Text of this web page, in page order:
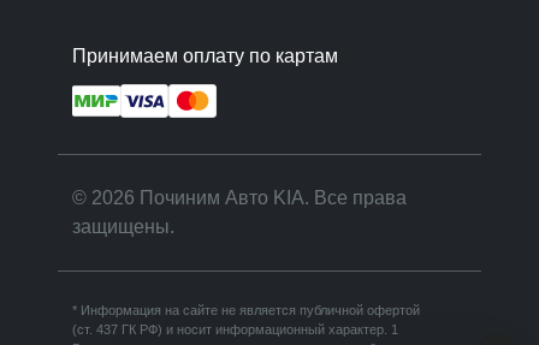
Принимаем оплату по картам
© 2026 Починим Авто KIA. Все права
защищены.
* Информация на сайте не является публичной офертой
(ст. 437 ГК РФ) и носит информационный характер. 1